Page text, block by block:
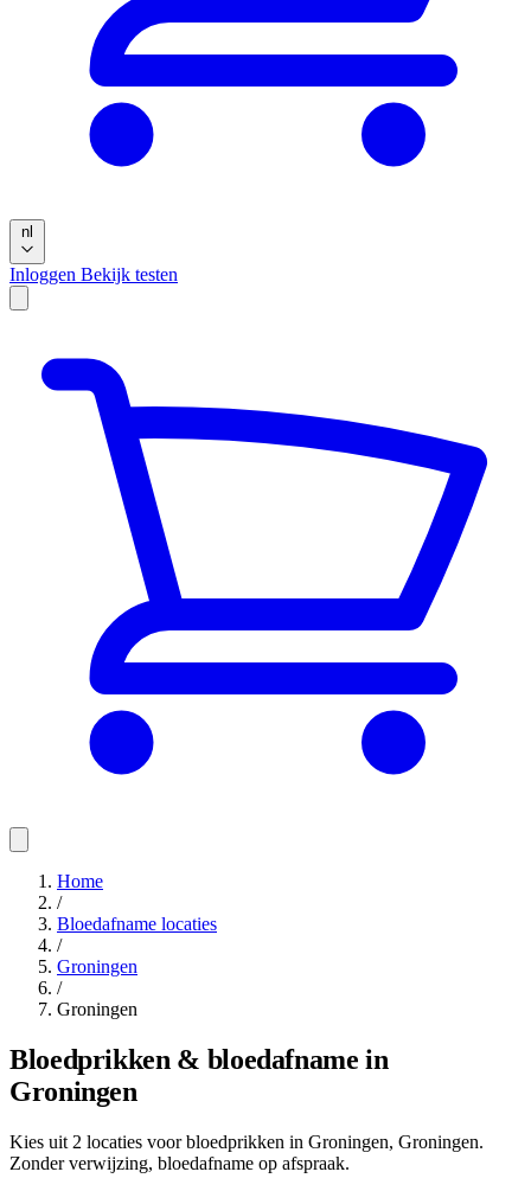
nl
Inloggen Bekijk testen
Home
/
Bloedafname locaties
/
Groningen
/
Groningen
Bloedprikken & bloedafname in
Groningen
Kies uit 2 locaties voor bloedprikken in Groningen, Groningen.
Zonder verwijzing, bloedafname op afspraak.